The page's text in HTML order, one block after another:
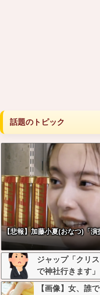
話題のトピック
【悲報】加藤小夏(おなつ)「
ジャップ「クリ
で神社行きます
【画像】女、誰